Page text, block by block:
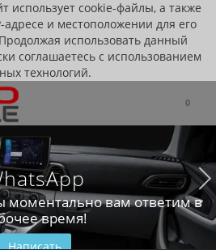
использует cookie-файлы, а также
и местоположении для его
использовать данный
соглашаетесь с использованием
технологий.
0
вам ответим в
время!
Написать